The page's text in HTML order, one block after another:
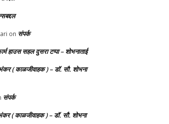
on संपर्क
हाउस सहल दुसरा टप्पा – शोभनाताई
( काळजीवाहक ) – डॉ. सौ. शोभना
संपर्क
( काळजीवाहक ) – डॉ. सौ. शोभना